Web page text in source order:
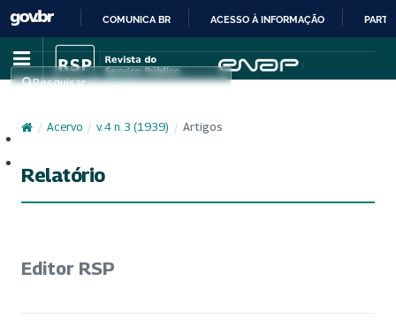
IR
PARA
CONTEÚDO
COMUNICA BR ACESSO À INFORMAÇÃO
Pesquisar
/ Acervo / v. 4 n. 3 (1939) / Artigos
Relatório
Editor RSP